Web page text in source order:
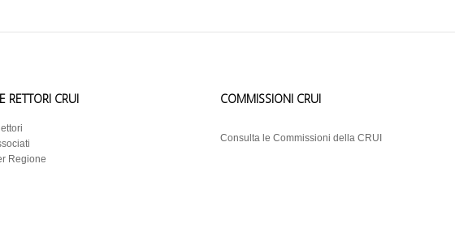
RETTORI CRUI
Regione
COMMISSIONI CRUI
Consulta le Commissioni della CRUI